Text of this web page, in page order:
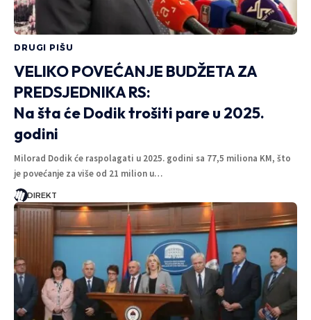
DIREKT 3 MINUTA ČITANJA
DRUGI PIŠU
VELIKO POVEĆANJE BUDŽETA ZA
PREDSJEDNIKA RS:
Na šta će Dodik trošiti pare u 2025.
godini
Milorad Dodik će raspolagati u 2025. godini sa 77,5 miliona KM, što
je povećanje za više od 21 milion u…
DIREKT